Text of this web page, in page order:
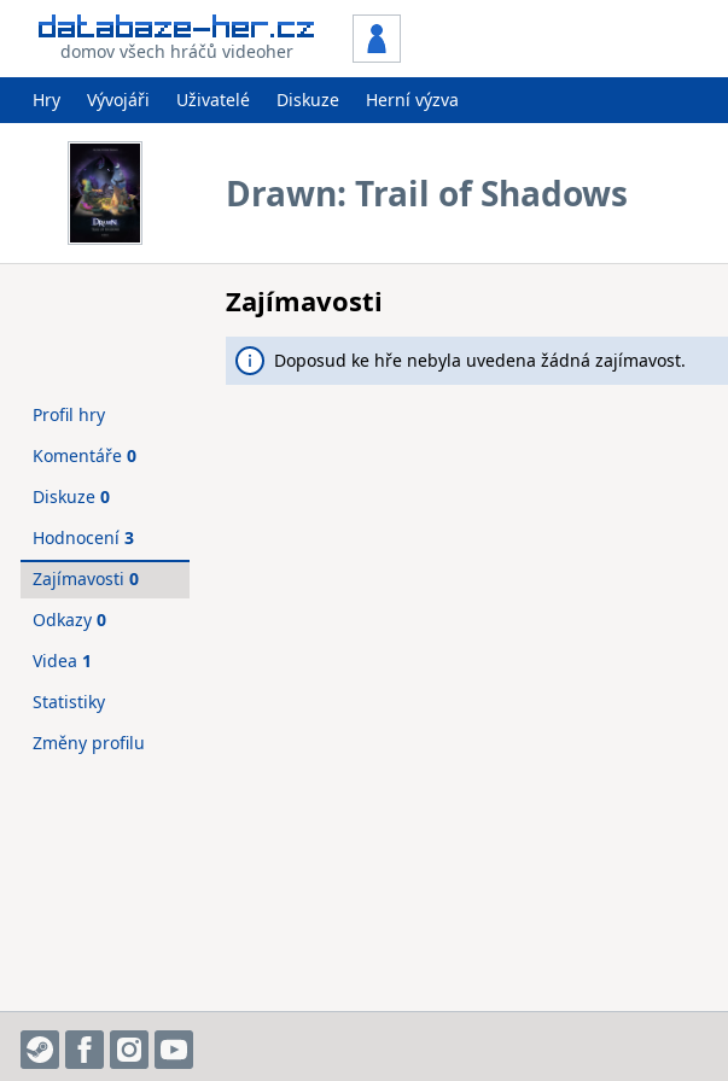
domov všech hráčů videoher
Hry Vývojáři Uživatelé Diskuze Herní výzva
Drawn: Trail of Shadows
Zajímavosti
Doposud ke hře nebyla uvedena žádná zajímavost.
Profil hry
Komentáře 0
Diskuze 0
Hodnocení 3
Zajímavosti 0
Odkazy 0
Videa 1
Statistiky
Změny profilu